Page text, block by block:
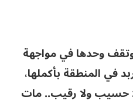
وتقف وحدها في مواجهة
في المنطقة بأكملها،
حسيب ولا رقيب.. مات